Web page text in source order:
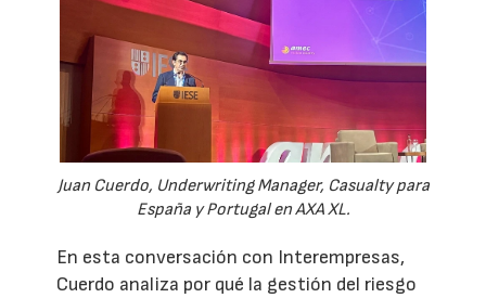
Juan Cuerdo, Underwriting Manager, Casualty para
España y Portugal en AXA XL.
En esta conversación con Interempresas,
Cuerdo analiza por qué la gestión del riesgo